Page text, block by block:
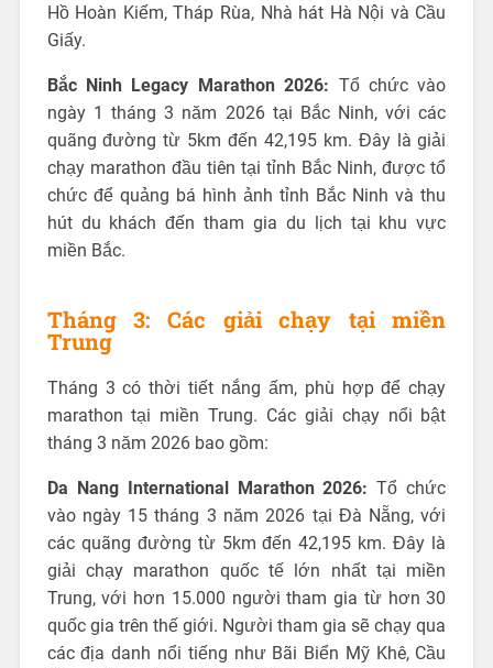
Hồ Hoàn Kiếm, Tháp Rùa, Nhà hát Hà Nội và Cầu
Giấy.
Bắc Ninh Legacy Marathon 2026: Tổ chức vào
ngày 1 tháng 3 năm 2026 tại Bắc Ninh, với các
quãng đường từ 5km đến 42,195 km. Đây là giải
chạy marathon đầu tiên tại tỉnh Bắc Ninh, được tổ
chức để quảng bá hình ảnh tỉnh Bắc Ninh và thu
hút du khách đến tham gia du lịch tại khu vực
miền Bắc.
Tháng 3: Các giải chạy tại miền
Trung
Tháng 3 có thời tiết nắng ấm, phù hợp để chạy
marathon tại miền Trung. Các giải chạy nổi bật
tháng 3 năm 2026 bao gồm:
Da Nang International Marathon 2026: Tổ chức
vào ngày 15 tháng 3 năm 2026 tại Đà Nẵng, với
các quãng đường từ 5km đến 42,195 km. Đây là
giải chạy marathon quốc tế lớn nhất tại miền
Trung, với hơn 15.000 người tham gia từ hơn 30
quốc gia trên thế giới. Người tham gia sẽ chạy qua
các địa danh nổi tiếng như Bãi Biển Mỹ Khê, Cầu